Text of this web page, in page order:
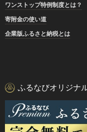
ワンストップ特例制度とは？
寄附金の使い道
企業版ふるさと納税とは
ふるなびオリジナ